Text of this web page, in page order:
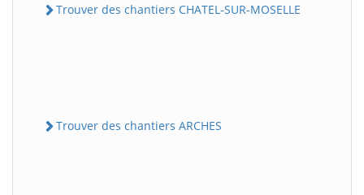
Trouver des chantiers CHATEL-SUR-MOSELLE
Trouver des chantiers ARCHES